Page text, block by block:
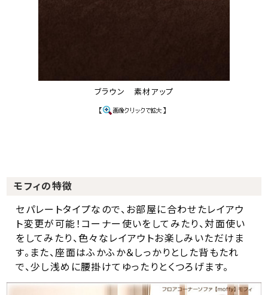
ブラウン 素材アップ
モフィの特徴
セパレートタイプなので、お部屋に合わせたレイアウ
ト変更が可能！コーナー使いをしてみたり、対面使い
をしてみたり、色々なレイアウトお楽しみいただけま
す。また、座面はふかふか＆しっかりとした背もたれ
で、少し浅めに腰掛けてゆったりとくつろげます。